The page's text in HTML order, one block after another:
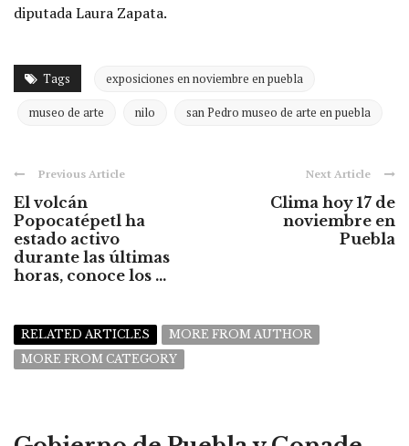
diputada Laura Zapata.
Tags exposiciones en noviembre en puebla
museo de arte nilo san Pedro museo de arte en puebla
Previous Article
El volcán
Popocatépetl ha
estado activo
durante las últimas
horas, conoce los ...
Next Article
Clima hoy 17 de
noviembre en
Puebla
RELATED ARTICLES
MORE FROM AUTHOR
MORE FROM CATEGORY